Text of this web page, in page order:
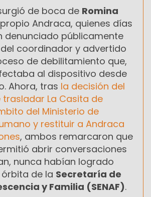
de boca de Romina
Andraca, quienes días
denunciado públicamente
coordinador y advertido
de debilitamiento que,
al dispositivo desde
Ahora, tras la decisión del
trasladar La Casita de
del Ministerio de
y restituir a Andraca
, ambos remarcaron que
abrir conversaciones
nunca habían logrado
de la Secretaría de
y Familia (SENAF).